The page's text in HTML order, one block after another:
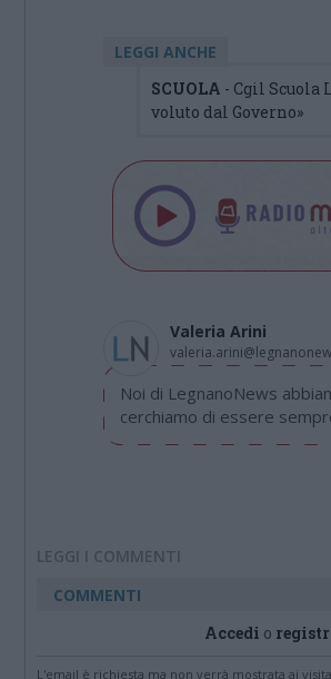
LEGGI ANCHE
SCUOLA - Cgil Scuola
voluto dal Governo»
Valeria Arini
Noi di LegnanoNews
cerchiamo di essere
LEGGI I COMMENTI
COMMENTI
Accedi o
L'email è richiesta ma non verrà mostrata ai